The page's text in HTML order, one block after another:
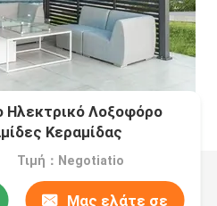
Ηλεκτρικό Λοξοφόρο
Κεραμίδας
Γκαζέμπο
Τιμή：Negotiatio
Μας ελάτε σε